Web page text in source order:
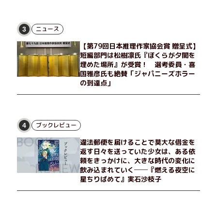
3 ニュース
【第79回日本推理作家協会賞 贈呈式】
短編部門は松樹凛氏『ぼくらが夕闇を
埋めた場所』が受賞！ 選考委員・喜
国雅彦氏も絶賛「ジャパニーズホラー
の到達点」
4 ブックレビュー
違法郵便を届けることで莫大な借金を
返す日々を送っていた少女は、ある依
頼をきっかけに、大きな時代の変化に
飲み込まれていく──『燃える夜空に
星ちりばめて』実石沙枝子